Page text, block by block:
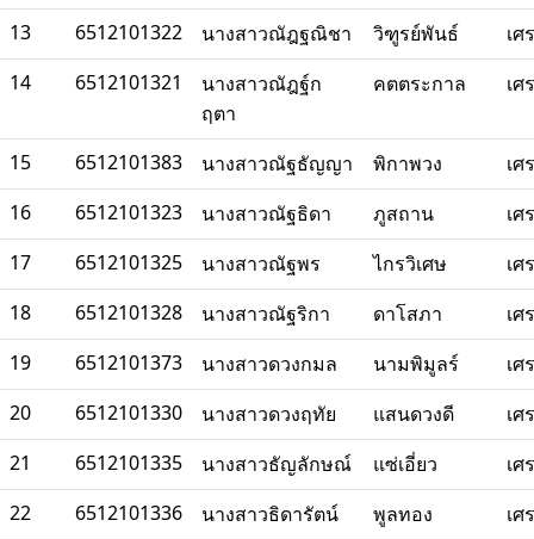
13
6512101322 นางสาวณัฎฐณิชา วิฑูรย์พันธ์
เ
14
6512101321
นางสาวณัฎฐ์ก
ฤตา
คตตระกาล เ
15 6512101383 นางสาวณัฐธัญญา พิกาพวง
เ
16
6512101323 นางสาวณัฐธิดา ภูสถาน
เ
17
6512101325 นางสาวณัฐพร ไกรวิเศษ
เ
18
6512101328 นางสาวณัฐริกา ดาโสภา
เ
19
6512101373 นางสาวดวงกมล นามพิมูลร์
เ
20
6512101330 นางสาวดวงฤทัย แสนดวงดี
เ
21
6512101335 นางสาวธัญลักษณ์ แซ่เอี่ยว
เ
22
6512101336 นางสาวธิดารัตน์ พูลทอง
เ